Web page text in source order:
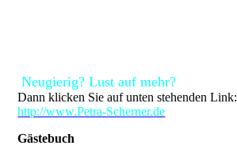
Neugierig? Lust auf mehr?
Dann klicken Sie auf unten stehenden Link:
http://www.Petra-Scherner.de
Gästebuch